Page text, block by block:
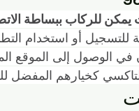
ببساطة الاتصال
أو استخدام
الوصول إلى الموقع
كخيارهم المفضل